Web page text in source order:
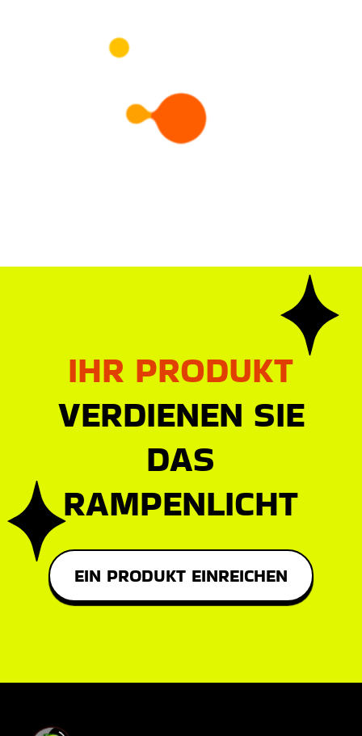
Maske für luzides Träumen
ist eine Klartraum-Maske dazu da, Sie mit Li
Möbel bieten uns jeden Tag eine Art von Ästhetik. Deshalb
Iglu-Kuppel Sensory Deprivation Pillow
angenehmen Schlaf. Deshalb brauchen Sie ein Ig
PRÜFEN SIE ES AUS €220.01